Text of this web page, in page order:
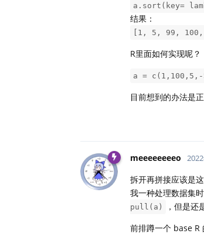
a.sort(key=
结果：
[1, 5, 99,
R里面如何实现呢？
a =
目前想到的办法是
meeeeeeeeo
拆开再拼接应该是这
我一种处理数据集
pull(a)
，但是
前排蹲一个 base R